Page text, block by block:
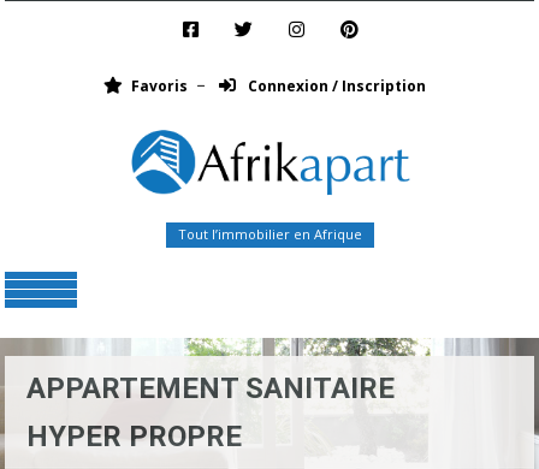
Favoris Connexion / Inscription
Tout l’immobilier en Afrique
APPARTEMENT SANITAIRE
HYPER PROPRE